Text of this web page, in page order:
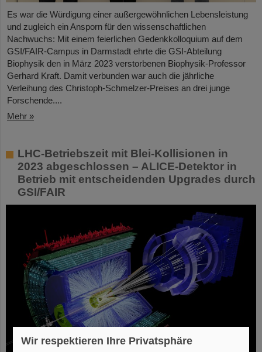
Es war die Würdigung einer außergewöhnlichen Lebensleistung
und zugleich ein Ansporn für den wissenschaftlichen
Nachwuchs: Mit einem feierlichen Gedenkkolloquium auf dem
GSI/FAIR-Campus in Darmstadt ehrte die GSI-Abteilung
Biophysik den in März 2023 verstorbenen Biophysik-Professor
Gerhard Kraft. Damit verbunden war auch die jährliche
Verleihung des Christoph-Schmelzer-Preises an drei junge
Forschende....
Mehr »
LHC-Betriebszeit mit Blei-Kollisionen in
2023 abgeschlossen – ALICE-Detektor in
Betrieb mit entscheidenden Upgrades durch
GSI/FAIR
Wir respektieren Ihre Privatsphäre